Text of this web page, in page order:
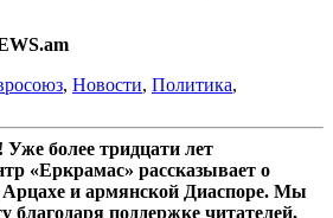
, Новости, Политика,
более тридцати лет
«Еркрамас» рассказывает о
и армянской Диаспоре. Мы
благодаря поддержке читателей,